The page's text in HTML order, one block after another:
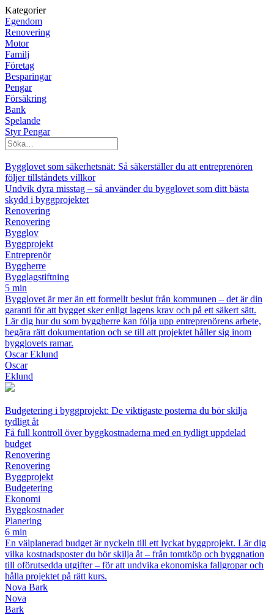
Kategorier
Egendom
Renovering
Motor
Familj
Företag
Besparingar
Pengar
Försäkring
Bank
Spelande
Styr Pengar
Bygglovet som säkerhetsnät: Så säkerställer du att entreprenören
följer tillståndets villkor
Undvik dyra misstag – så använder du bygglovet som ditt bästa
skydd i byggprojektet
Renovering
Renovering
Bygglov
Byggprojekt
Entreprenör
Byggherre
Bygglagstiftning
5 min
Bygglovet är mer än ett formellt beslut från kommunen – det är din
garanti för att bygget sker enligt lagens krav och på ett säkert sätt.
Lär dig hur du som byggherre kan följa upp entreprenörens arbete,
begära rätt dokumentation och se till att projektet håller sig inom
bygglovets ramar.
Oscar Eklund
Oscar
Eklund
Budgetering i byggprojekt: De viktigaste posterna du bör skilja
tydligt åt
Få full kontroll över byggkostnaderna med en tydligt uppdelad
budget
Renovering
Renovering
Byggprojekt
Budgetering
Ekonomi
Byggkostnader
Planering
6 min
En välplanerad budget är nyckeln till ett lyckat byggprojekt. Lär dig
vilka kostnadsposter du bör skilja åt – från tomtköp och byggnation
till oförutsedda utgifter – för att undvika ekonomiska fallgropar och
hålla projektet på rätt kurs.
Nova Bark
Nova
Bark